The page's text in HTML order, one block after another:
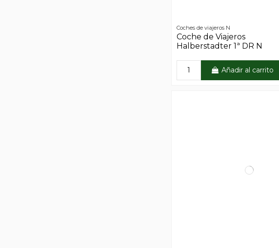
Coches de viajeros N
Coche de Viajeros
Halberstadter 1ª DR N
Añadir al carrito